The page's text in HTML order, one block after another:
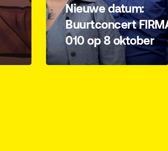
Nieuwe datum:
Buurtconcert
010 op 8 oktober